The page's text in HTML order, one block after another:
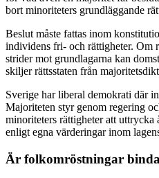
bort minoriteters grundläggande
Beslut måste fattas inom
individens fri- och rättigheter. Om
strider mot grundlagarna kan
skiljer rättsstaten från
Sverige har liberal demokrati där
Majoriteten styr genom regering
minoriteters rättigheter att
enligt egna värderingar inom
Är folkomröstningar